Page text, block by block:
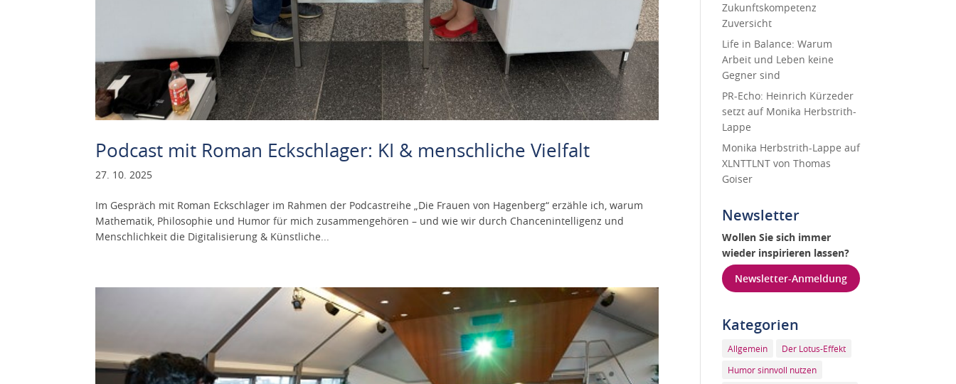
Podcast mit Roman Eckschlager: KI & menschliche Vielfalt
27. 10. 2025
Im Gespräch mit Roman Eckschlager im Rahmen der Podcastreihe „Die Frauen von Hagenberg“ erzähle ich, warum
Mathematik, Philosophie und Humor für mich zusammengehören – und wie wir durch Chancenintelligenz und
Menschlichkeit die Digitalisierung & Künstliche...
Zukunftskompetenz
Zuversicht
Life in Balance: Warum
Arbeit und Leben keine
Gegner sind
PR-Echo: Heinrich Kürzeder
setzt auf Monika Herbstrith-
Lappe
Monika Herbstrith-Lappe auf
XLNTTLNT von Thomas
Goiser
Newsletter
Wollen Sie sich immer
wieder inspirieren lassen?
Newsletter-Anmeldung
Kategorien
Allgemein
Der Lotus-Effekt
Humor sinnvoll nutzen